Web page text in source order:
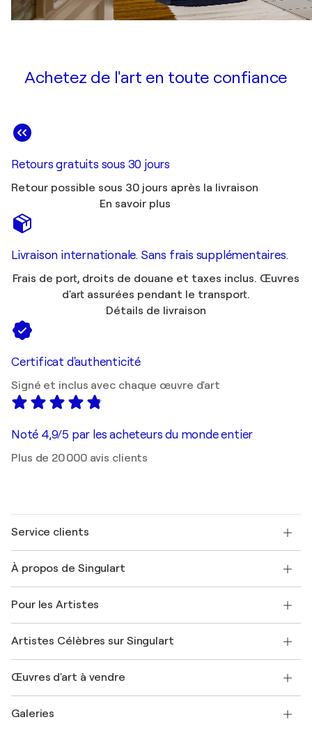
Achetez de l'art en toute confiance
Retours gratuits sous 30 jours
Retour possible sous 30 jours après la livraison
En savoir plus
Livraison internationale. Sans frais supplémentaires.
Frais de port, droits de douane et taxes inclus. Œuvres
d'art assurées pendant le transport.
Détails de livraison
Certificat d'authenticité
Signé et inclus avec chaque œuvre d'art
Noté 4,9/5 par les acheteurs du monde entier
Plus de 20 000 avis clients
Service clients
Expédition
Offrir une carte cadeau
Rejoignez notre programme commercial
Mon compte
+33 1 76 44 06 42
À propos de Singulart
FAQ
Magazine Singulart
Emplois
Découvrez une sélection d'art original
Pour les Artistes
Se connecter en tant qu'Artiste
Artistes Célèbres sur Singulart
Marc Chagall
Banksy
Œuvres d'art à vendre
Tableaux abstraits à vendre
Galeries